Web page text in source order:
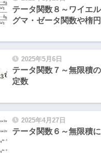
テータ関数８～ワイエ
グマ・ゼータ関数や楕
2025年5月6日
テータ関数７～無限積
定数
2025年4月27日
テータ関数６～無限積